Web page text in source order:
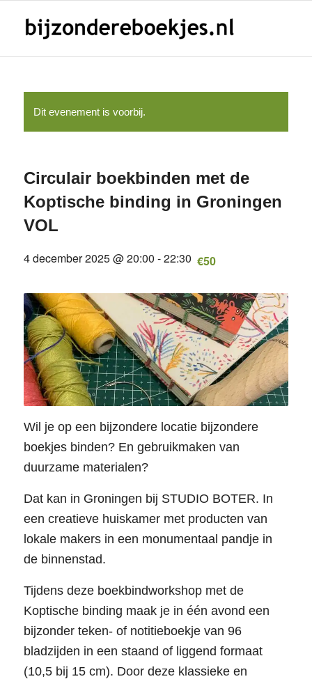
Dit evenement is voorbij.
Circulair boekbinden met de
Koptische binding in Groningen
VOL
4 december 2025 @ 20:00 -22:30 €50
Wil je op een bijzondere locatie bijzondere
boekjes binden? En gebruikmaken van
duurzame materialen?
Dat kan in Groningen bij STUDIO BOTER. In
een creatieve huiskamer met producten van
lokale makers in een monumentaal pandje in
de binnenstad.
Tijdens deze boekbindworkshop met de
Koptische binding maak je in één avond een
bijzonder teken- of notitieboekje van 96
bladzijden in een staand of liggend formaat
(10,5 bij 15 cm). Door deze klassieke en